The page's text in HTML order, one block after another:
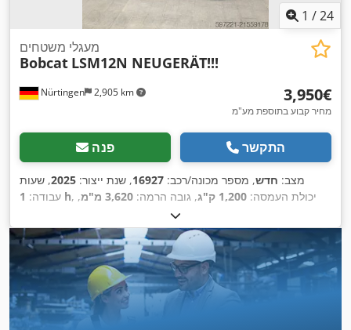
1 /24
Nürtingen 2,905 km
מעגלי משטחים
Bobcat LSM12N NEUGERÄT!!!
‏3,950 ‏€
מחיר קבוע בתוספת מע"מ
פנה התקשר
מצב: חדש, מספר מכונה/רכב: 16927, שנת ייצור: 2025, שעות
עבודה: 1 h , יכולת העמסה: 1,200 ק"ג , גובה הרמה: 3,620 מ"מ
,
, סוג דלק:
גובה בנייה:2,280 מ"מ , מתח סוללה: 24 V , אורך המזלג:1,150
מ"מ, משקל כולל:576 ק"ג ,